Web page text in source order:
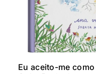
Adicionar Ao
Eu aceito-me como